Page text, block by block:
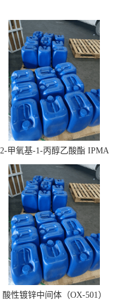
2-甲氧基-1-丙醇乙酸酯 IPMA
酸性镀锌中间体（OX-501）